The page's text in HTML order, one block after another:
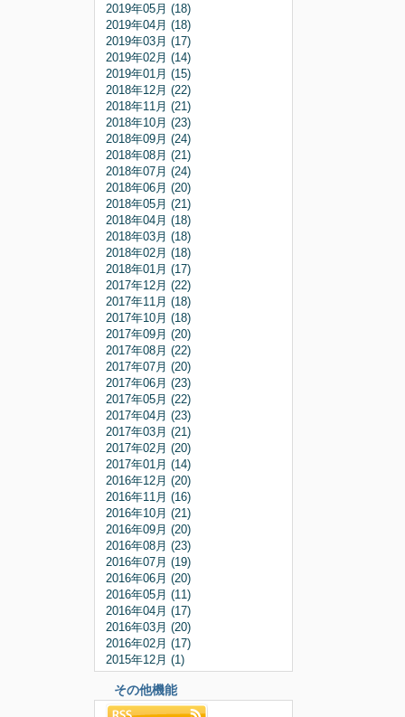
2019年05月 (18)
2019年04月 (18)
2019年03月 (17)
2019年02月 (14)
2019年01月 (15)
2018年12月 (22)
2018年11月 (21)
2018年10月 (23)
2018年09月 (24)
2018年08月 (21)
2018年07月 (24)
2018年06月 (20)
2018年05月 (21)
2018年04月 (18)
2018年03月 (18)
2018年02月 (18)
2018年01月 (17)
2017年12月 (22)
2017年11月 (18)
2017年10月 (18)
2017年09月 (20)
2017年08月 (22)
2017年07月 (20)
2017年06月 (23)
2017年05月 (22)
2017年04月 (23)
2017年03月 (21)
2017年02月 (20)
2017年01月 (14)
2016年12月 (20)
2016年11月 (16)
2016年10月 (21)
2016年09月 (20)
2016年08月 (23)
2016年07月 (19)
2016年06月 (20)
2016年05月 (11)
2016年04月 (17)
2016年03月 (20)
2016年02月 (17)
2015年12月 (1)
その他機能